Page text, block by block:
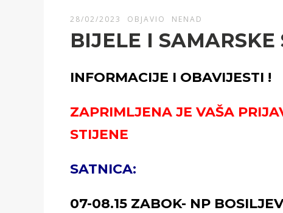
28/02/2023 OBJAVIO NENAD
BIJELE I SAMARSKE
INFORMACIJE I OBAVIJESTI !
ZAPRIMLJENA JE VAŠA
STIJENE
SATNICA:
07-08.15 ZABOK- NP